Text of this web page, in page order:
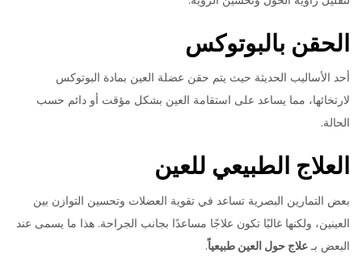
الحقن بالبوتوكس
أحد الأساليب الحديثة حيث يتم حقن عضلة العين بمادة البوتوكس
لارتخائها، مما يساعد على استقامة العين بشكل مؤقت أو دائم حسب
الحالة.
العلاج الطبيعي للعين
بعض التمارين البصرية تساعد في تقوية العضلات وتحسين التوازن بين
العينين، ولكنها غالبًا تكون علاجًا مساعدًا بجانب الجراحة. هذا ما يسمى عند
البعض بـ علاج حول العين طبيعياً.